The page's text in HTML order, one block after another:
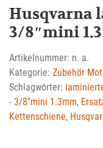
Husqvarna
3/8″mini
Artikelnummer: n. a.
Kategorie: Zubehör
Schlagwörter:
- 3/8"mini 1.3mm,
Kettenschiene,